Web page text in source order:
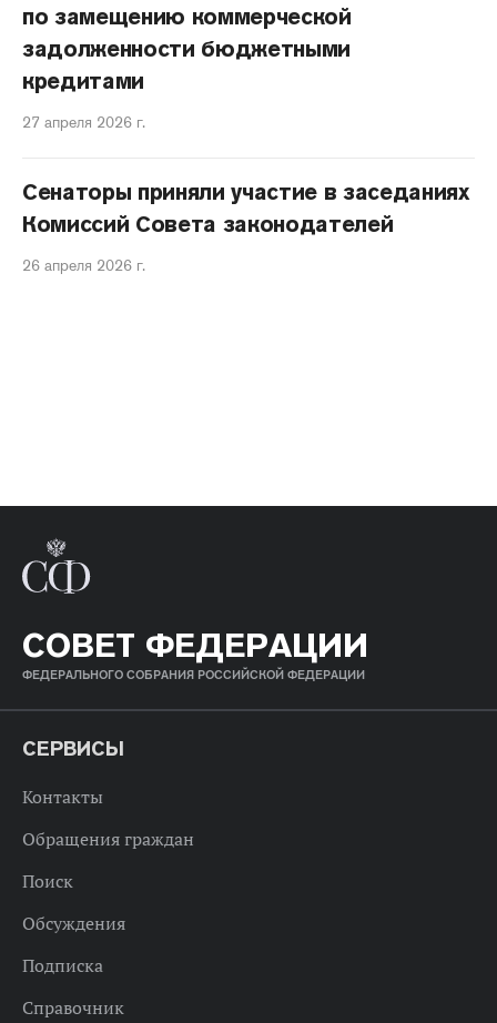
по замещению коммерческой
задолженности бюджетными
кредитами
27 апреля 2026 г.
Сенаторы приняли участие в заседаниях
Комиссий Совета законодателей
26 апреля 2026 г.
СОВЕТ ФЕДЕРАЦИИ
ФЕДЕРАЛЬНОГО СОБРАНИЯ РОССИЙСКОЙ ФЕДЕРАЦИИ
СЕРВИСЫ
Контакты
Обращения граждан
Поиск
Обсуждения
Подписка
Справочник